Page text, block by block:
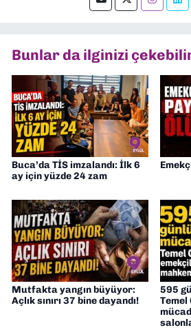
Bunlar da ilginizi
Buca’da TİS imzalandı: İlk 6
ay için yüzde 24 zam
Mutfakta yangın büyüyor:
Açlık sınırı 37 bine dayandı!
595
Temel